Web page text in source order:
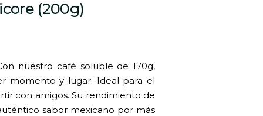
(200g)
nuestro café soluble de 170g,
momento y lugar. Ideal para el
con amigos. Su rendimiento de
sabor mexicano por más